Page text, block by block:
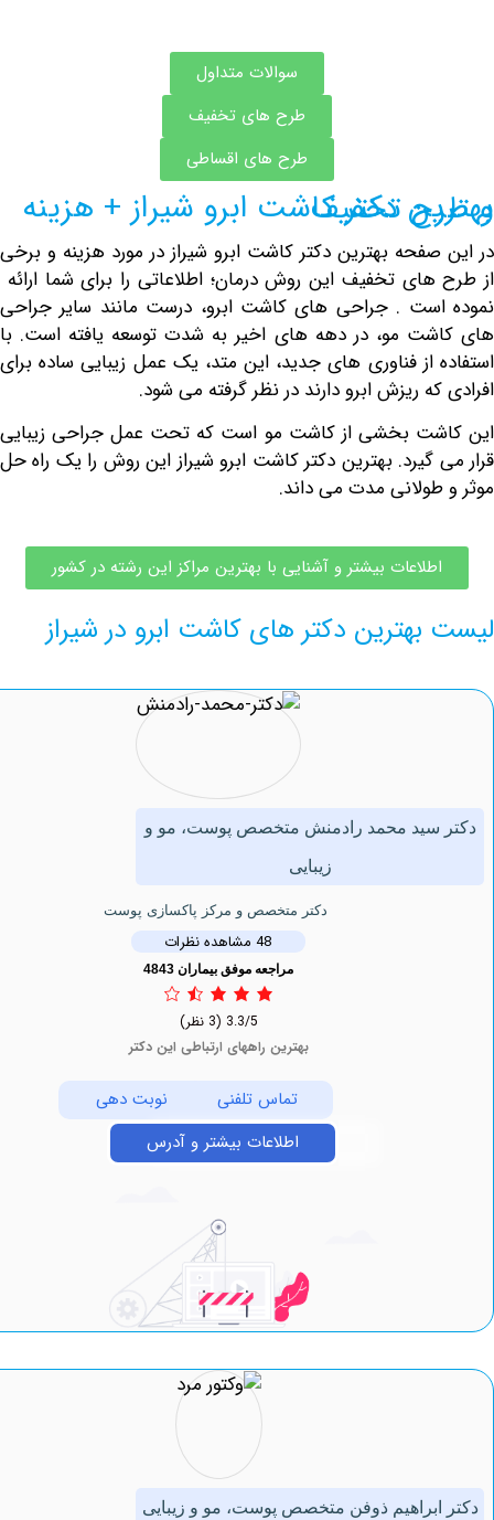
سوالات متداول
طرح های تخفیف
طرح های اقساطی
شیراز + هزینه و طرح تخفیف
بهترین دکتر کاشت ابرو شیراز در مورد هزینه و برخی
تخفیف این روش درمان؛ اطلاعاتی را برای شما ارائه
. جراحی های کاشت ابرو، درست مانند سایر جراحی
مو، در دهه های اخیر به شدت توسعه یافته است. با
از فناوری های جدید، این متد، یک عمل زیبایی ساده برای
ریزش ابرو دارند در نظر گرفته می شود.
بخشی ازکاشت مواست که تحت عمل جراحی زیبایی
بهترین دکتر کاشت ابرو شیراز این روش را یک راه حل
مدت می داند.
بیشتر و آشنایی با بهترین مراکز این رشته در کشور
دکتر های کاشت ابرو در شیراز
محمد رادمنش متخصص پوست، مو و
دکتر متخصص و مرکز پاکسازی پوست
مراجعه موفق بیماران 4843
بهترین راههای ارتباطی این دکتر
تماس تلفنی
نوبت دهی
اطلاعات بیشتر و آدرس
ذوفن متخصص پوست، مو و زیبایی